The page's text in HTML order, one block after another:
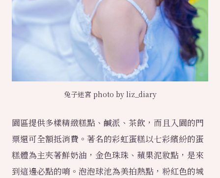
兔子迷宮 photo by liz_diary
園區提供多樣精緻糕點、鹹派、茶飲，而且入園的門
票還可全額抵消費。著名的彩虹蛋糕以七彩繽紛的蛋
糕體為主夾著鮮奶油，金色珠珠、蘋果泥妝點，是來
到這邊必點的唷。泡泡球池為美拍熱點，粉紅色的城